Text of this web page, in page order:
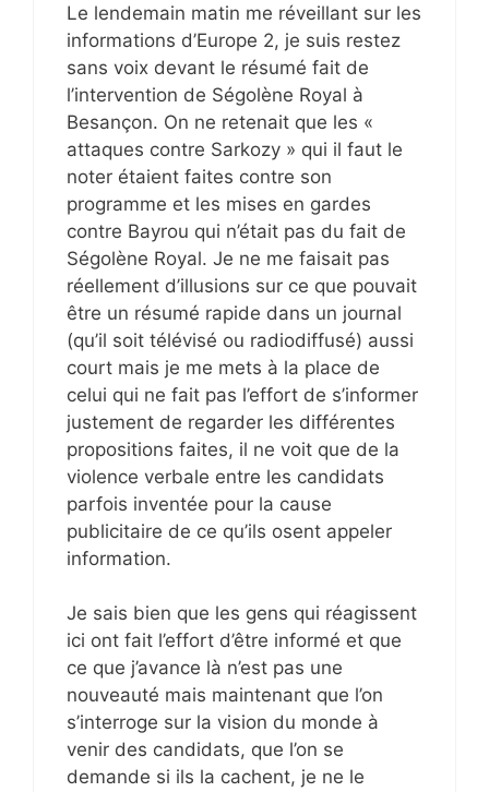
Le lendemain matin me réveillant sur les
informations d’Europe 2, je suis restez
sans voix devant le résumé fait de
l’intervention de Ségolène Royal à
Besançon. On ne retenait que les «
attaques contre Sarkozy » qui il faut le
noter étaient faites contre son
programme et les mises en gardes
contre Bayrou qui n’était pas du fait de
Ségolène Royal. Je ne me faisait pas
réellement d’illusions sur ce que pouvait
être un résumé rapide dans un journal
(qu’il soit télévisé ou radiodiffusé) aussi
court mais je me mets à la place de
celui qui ne fait pas l’effort de s’informer
justement de regarder les différentes
propositions faites, il ne voit que de la
violence verbale entre les candidats
parfois inventée pour la cause
publicitaire de ce qu’ils osent appeler
information.
Je sais bien que les gens qui réagissent
ici ont fait l’effort d’être informé et que
ce que j’avance là n’est pas une
nouveauté mais maintenant que l’on
s’interroge sur la vision du monde à
venir des candidats, que l’on se
demande si ils la cachent, je ne le